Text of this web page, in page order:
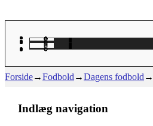
Forside→Fodbold →Dagens fodbold →
Indlæg navigation